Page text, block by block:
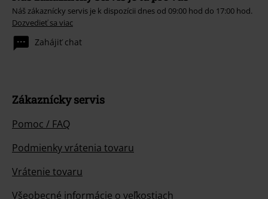
Náš zákaznícky servis je k dispozícii dnes od 09:00 hod do 17:00 hod.
Dozvedieť sa viac
Zahájiť chat
Zákaznícky servis
Pomoc / FAQ
Podmienky vrátenia tovaru
Vrátenie tovaru
Všeobecné informácie o veľkostiach